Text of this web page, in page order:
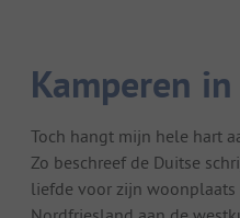
Kamperen
Toch hangt mijn hele hart
Zo beschreef de Duitse
liefde voor zijn